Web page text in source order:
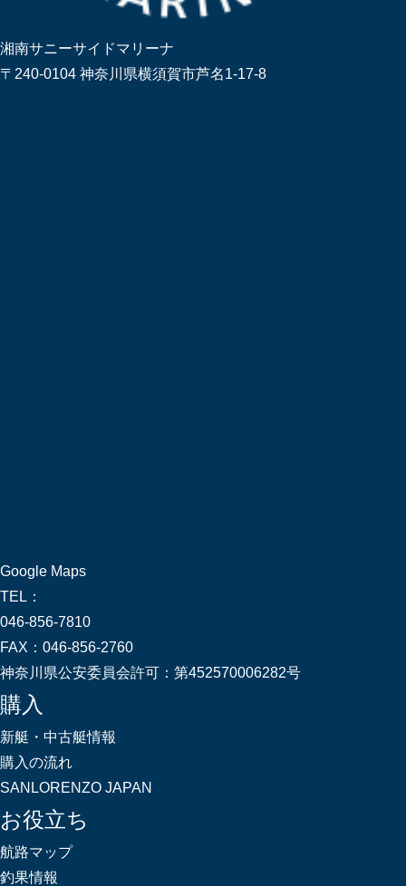
湘南サニーサイドマリーナ
〒240-0104 神奈川県横須賀市芦名1-17-8
Google Maps
TEL：
046-856-7810
FAX： 046-856-2760
神奈川県公安委員会許可： 第452570006282号
購入
新艇・中古艇情報
購入の流れ
SANLORENZO JAPAN
お役立ち
航路マップ
釣果情報